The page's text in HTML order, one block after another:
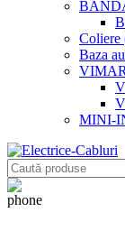
Coliere
Baza
VIMAR
MINI-